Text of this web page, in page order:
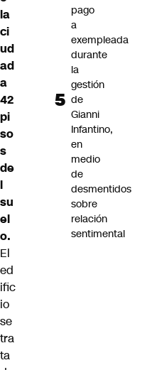
la
ci
ud
ad
a
42
pi
so
s
de
l
su
el
o.
El
ed
ific
io
se
tra
ta
pago
a
exempleada
durante
la
gestión
de
Gianni
Infantino,
en
medio
de
desmentidos
sobre
relación
sentimental